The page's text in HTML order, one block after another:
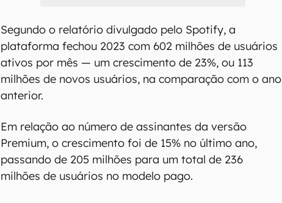
Segundo o relatório divulgado pelo Spotify, a
plataforma fechou 2023 com 602 milhões de usuários
ativos por mês — um crescimento de 23%, ou 113
milhões de novos usuários, na comparação com o ano
anterior.
Em relação ao número de assinantes da versão
Premium, o crescimento foi de 15% no último ano,
passando de 205 milhões para um total de 236
milhões de usuários no modelo pago.